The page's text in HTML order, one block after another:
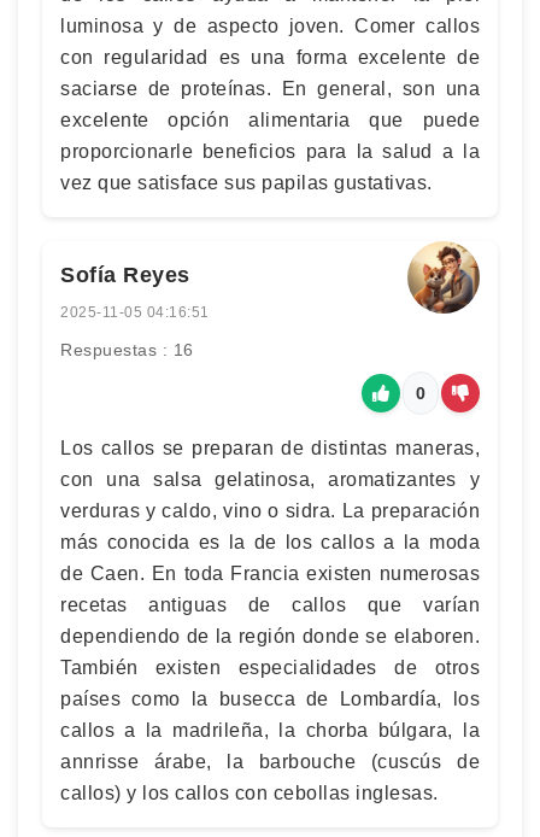
luminosa y de aspecto joven. Comer callos
con regularidad es una forma excelente de
saciarse de proteínas. En general, son una
excelente opción alimentaria que puede
proporcionarle beneficios para la salud a la
vez que satisface sus papilas gustativas.
Sofía Reyes
2025-11-05 04:16:51
Respuestas : 16
0
Los callos se preparan de distintas maneras,
con una salsa gelatinosa, aromatizantes y
verduras y caldo, vino o sidra. La preparación
más conocida es la de los callos a la moda
de Caen. En toda Francia existen numerosas
recetas antiguas de callos que varían
dependiendo de la región donde se elaboren.
También existen especialidades de otros
países como la busecca de Lombardía, los
callos a la madrileña, la chorba búlgara, la
annrisse árabe, la barbouche (cuscús de
callos) y los callos con cebollas inglesas.